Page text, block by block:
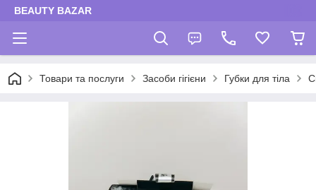
BEAUTY BAZAR
Товари та послуги Засоби гігієни Губки для тіла